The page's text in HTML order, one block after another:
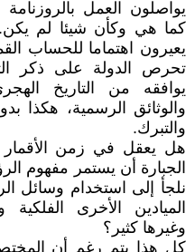
يواصلون العمل
كما هي وكأن شيئا لم يكن.
يعيرون اهتماما للحساب
تحرص الدولة على ذكر
يوافقه من التاريخ
والوثائق الرسمية، هكذا
والتبرك.
هل يعقل في زمن الأقمار
الجبارة أن يستمر مفهوم
نلجأ إلى استخدام وسائل
الميادين الأخرى الفلكية
وغيرها كثير؟
كل هذا يتم رغم أن